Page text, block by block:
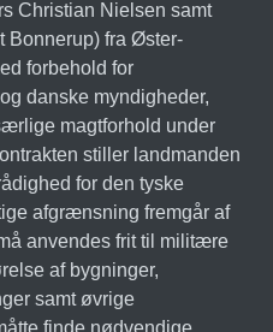
Christian Nielsen samt
Bonnerup) fra Øster-
forbehold for
danske myndigheder,
magtforhold under
stiller landmanden
for den tyske
afgrænsning fremgår af
anvendes frit til militære
af bygninger,
samt øvrige
finde nødvendige.